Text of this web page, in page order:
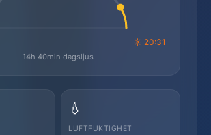
☼ 20:31
14h 40min dagsljus
💧
LUFTFUKTIGHET